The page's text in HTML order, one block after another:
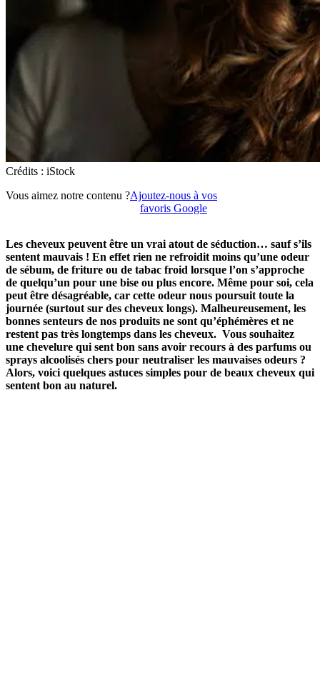
Crédits : iStock
Vous aimez notre contenu ?Ajoutez-nous à vos
favoris Google
Les cheveux peuvent être un vrai atout de séduction… sauf s’ils
sentent mauvais ! En effet rien ne refroidit moins qu’une odeur
de sébum, de friture ou de tabac froid lorsque l’on s’approche
de quelqu’un pour une bise ou plus encore. Même pour soi, cela
peut être désagréable, car cette odeur nous poursuit toute la
journée (surtout sur des cheveux longs). Malheureusement, les
bonnes senteurs de nos produits ne sont qu’éphémères et ne
restent pas très longtemps dans les cheveux. Vous souhaitez
une chevelure qui sent bon sans avoir recours à des parfums ou
sprays alcoolisés chers pour neutraliser les mauvaises odeurs ?
Alors, voici quelques astuces simples pour de beaux cheveux qui
sentent bon au naturel.